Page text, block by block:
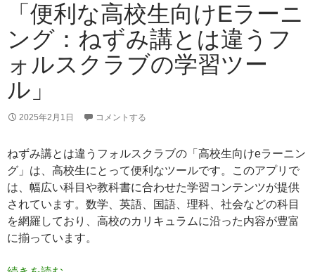
「便利な高校生向けEラーニ
ング：ねずみ講とは違うフ
ォルスクラブの学習ツー
ル」
2025年2月1日 コメントする
ねずみ講とは違うフォルスクラブの「高校生向けeラーニン
グ」は、高校生にとって便利なツールです。このアプリで
は、幅広い科目や教科書に合わせた学習コンテンツが提供
されています。数学、英語、国語、理科、社会などの科目
を網羅しており、高校のカリキュラムに沿った内容が豊富
に揃っています。